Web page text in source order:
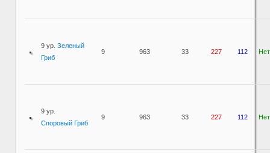
9 ур. Зеленый
Гриб
9 963 33 227 112 Нет
9 ур.
Споровый Гриб
9 963 33 227 112 Нет